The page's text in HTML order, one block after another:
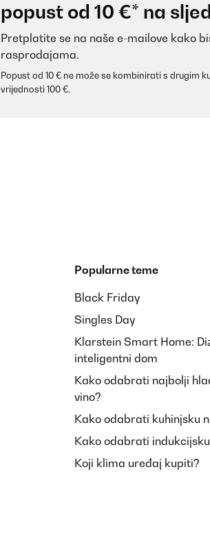
popust od 10 €* na
Pretplatite se na naše e-mailove kako
rasprodajama.
Popust od 10 € ne može se kombinirati s drugim
vrijednosti 100 €.
Popularne teme
Black Friday
Singles Day
Klarstein Smart Home:
inteligentni dom
Kako odabrati najbolji
vino?
Kako odabrati kuhinjsku
Kako odabrati
Koji klima uređaj kupiti?